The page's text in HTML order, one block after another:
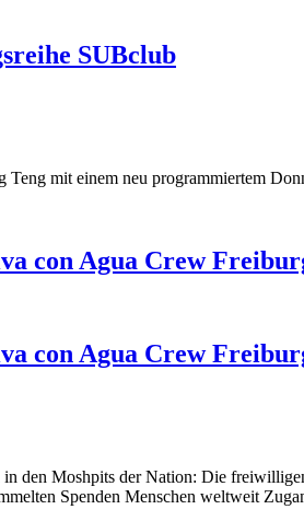
SUBclub
mit einem neu programmiertem
con Agua Crew
con Agua Crew
den Moshpits der Nation: Die
Spenden Menschen weltweit